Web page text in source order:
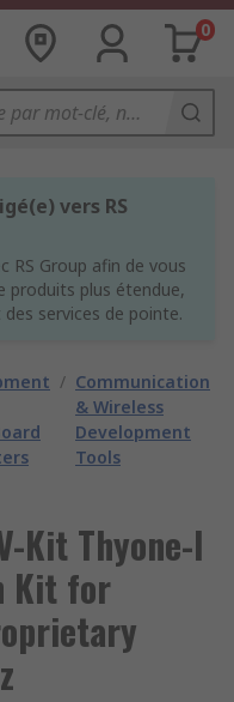
0
vers RS
RS Group afin de vous
produits plus étendue,
services de pointe.
/ Communication
& Wireless
Development
Tools
Kit Thyone-I
Kit for